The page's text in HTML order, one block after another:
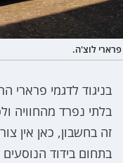
פרארי לוצ'ה.
בניגוד לדגמי פרארי
בלתי נפרד מהחוויה
זה בחשבון, כאן אין
בתחום בידוד הנוסעים